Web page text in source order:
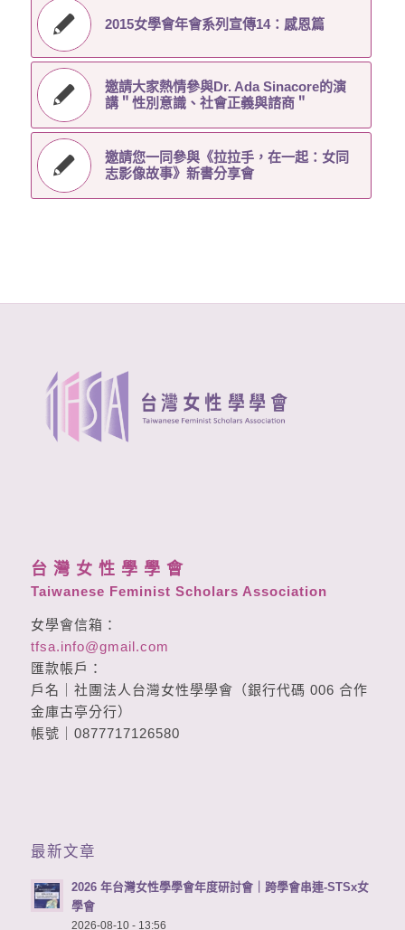
2015女學會年會系列宣傳14：感恩篇
邀請大家熱情參與Dr. Ada Sinacore的演
講＂性別意識、社會正義與諮商＂
邀請您一同參與《拉拉手，在一起：女同
志影像故事》新書分享會
台 灣 女 性 學 學 會
Taiwanese Feminist Scholars Association
女學會信箱：
tfsa.info@gmail.com
匯款帳戶：
戶名｜社團法人台灣女性學學會（銀行代碼 006 合作
金庫古亭分行）
帳號｜0877717126580
最新文章
2026 年台灣女性學學會年度研討會｜跨學會串連-STSx女
學會
2026-08-10 - 13:56